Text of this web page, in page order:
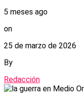
5 meses ago
on
25 de marzo de 2026
By
Redacción